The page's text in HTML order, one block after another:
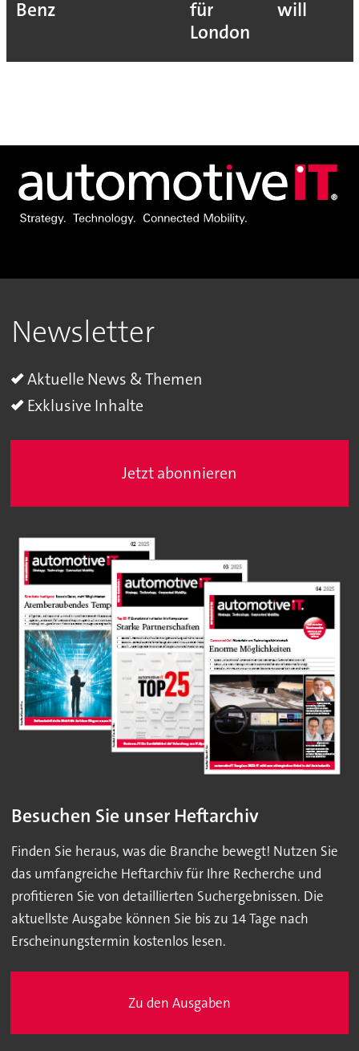
Benz
für
London
will
Newsletter
Aktuelle News & Themen
Exklusive Inhalte
Jetzt abonnieren
Besuchen Sie unser Heftarchiv
Finden Sie heraus, was die Branche bewegt! Nutzen Sie
das umfangreiche Heftarchiv für Ihre Recherche und
profitieren Sie von detaillierten Suchergebnissen. Die
aktuellste Ausgabe können Sie bis zu 14 Tage nach
Erscheinungstermin kostenlos lesen.
Zu den Ausgaben